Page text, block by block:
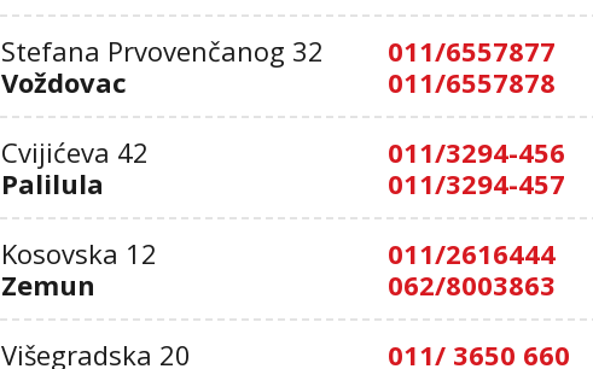
Stefana Prvovenčanog 32
Voždovac
011/6557877
011/6557878
Cvijićeva 42
Palilula
011/3294-456
011/3294-457
Kosovska 12
Zemun
011/2616444
062/8003863
Višegradska 20
011/ 3650 660